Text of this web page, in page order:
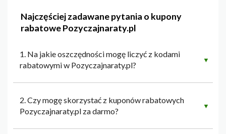
Najczęściej zadawane pytania o kupony
rabatowe Pozyczajnaraty.pl
1. Na jakie oszczędności mogę liczyć z kodami
rabatowymi w Pozyczajnaraty.pl?
▼
2. Czy mogę skorzystać z kuponów rabatowych
Pozyczajnaraty.pl za darmo?
▼